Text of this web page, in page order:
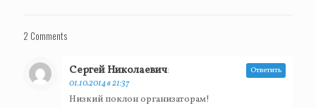
2 Comments
Сергей Николаевич:
01.10.2014 в 21:37
Низкий поклон организаторам!
Ответить